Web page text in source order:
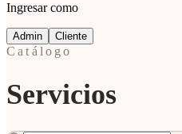
Ingresar como
Admin Cliente
Catálogo
Servicios